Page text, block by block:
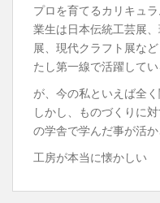
プロを育てるカリキュ
業生は日本伝統工芸展
展、現代クラフト展な
たし第一線で活躍してい
が、今の私といえば全
しかし、ものづくりに
の学舎で学んだ事が活
工房が本当に懐かしい